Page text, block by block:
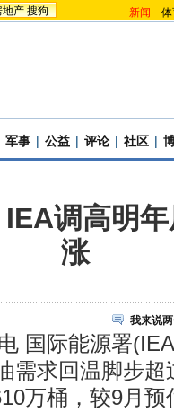
地产 搜狗 新闻 -
军事 | 公益 | 评论 | 社区 |
调高明
涨
我来说
际能源署
需求回温脚步超
万桶，较9月